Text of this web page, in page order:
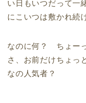
い日もいつだって一
にこいつは敷かれ続
なのに何？ ちょー
さ、お前だけちょ
なの人気者？